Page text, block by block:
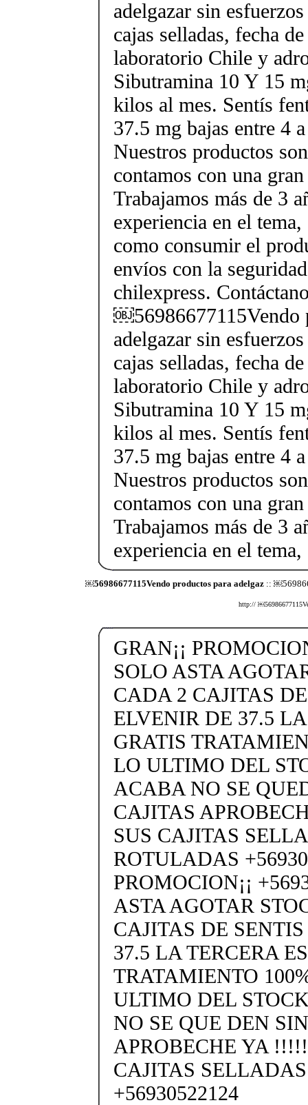
adelgazar sin
cajas selladas, fecha
laboratorio Chile y
Sibutramina 10 Y 15
kilos al mes. Sentís
37.5 mg bajas entre 4
Nuestros productos
contamos con una
Trabajamos más de 3
experiencia en el
como consumir el
envíos con la
chilexpress.
￼56986677115Vendo
adelgazar sin
cajas selladas, fecha
laboratorio Chile y
Sibutramina 10 Y 15
kilos al mes. Sentís
37.5 mg bajas entre 4
Nuestros productos
contamos con una
Trabajamos más de 3
experiencia en el tema,
￼56986677115Vendo productos para adelgaz::
http://
GRAN¡¡
SOLO ASTA
CADA 2 CAJITAS
ELVENIR DE 37.5
GRATIS
LO ULTIMO DEL
ACABA NO SE
CAJITAS
SUS CAJITAS
ROTULADAS
PROMOCION¡¡
ASTA AGOTAR
CAJITAS DE
37.5 LA TERCERA
TRATAMIENTO
ULTIMO DEL
NO SE QUE DEN
APROBECHE YA
CAJITAS
+56930522124